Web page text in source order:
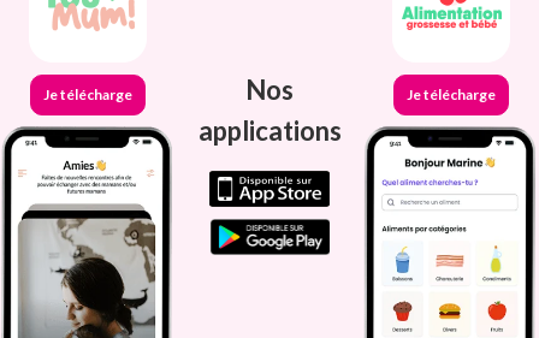
Je télécharge
Nos
applications
Je télécharge